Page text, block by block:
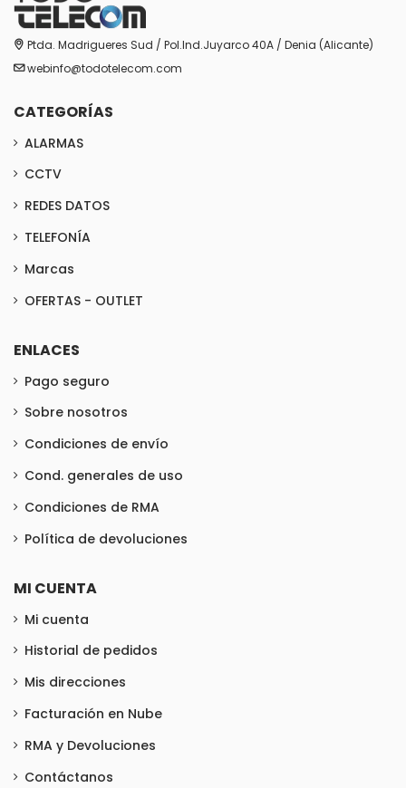
Ptda. Madrigueres Sud / Pol.Ind.Juyarco 40A / Denia (Alicante)
webinfo@todotelecom.com
CATEGORÍAS
ALARMAS
CCTV
REDES DATOS
TELEFONÍA
Marcas
OFERTAS - OUTLET
ENLACES
Pago seguro
Sobre nosotros
Condiciones de envío
Cond. generales de uso
Condiciones de RMA
Política de devoluciones
MI CUENTA
Mi cuenta
Historial de pedidos
Mis direcciones
Facturación en Nube
RMA y Devoluciones
Contáctanos